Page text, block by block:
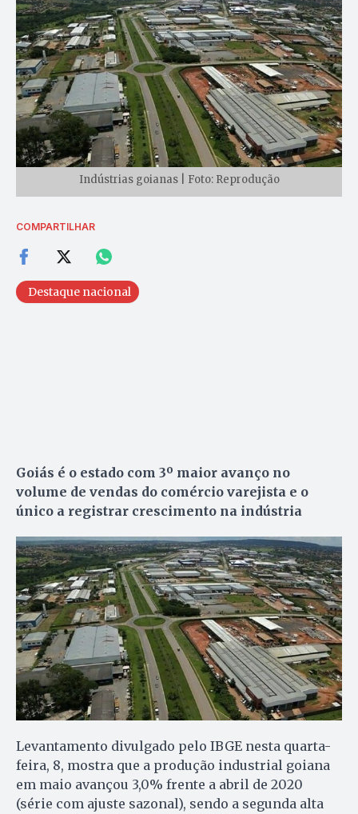
Indústrias goianas | Foto: Reprodução
COMPARTILHAR
Destaque nacional
Goiás é o estado com 3º maior avanço no
volume de vendas do comércio varejista e o
único a registrar crescimento na indústria
Levantamento divulgado pelo IBGE nesta quarta-
feira, 8, mostra que a produção industrial goiana
em maio avançou 3,0% frente a abril de 2020
(série com ajuste sazonal), sendo a segunda alta